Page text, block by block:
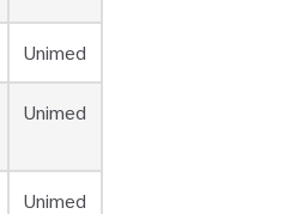
Unimed
Unimed
Unimed